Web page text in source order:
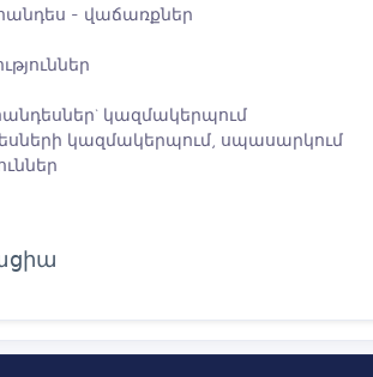
- վաճառքներ
կազմակերպում
կազմակերպում, սպասարկում